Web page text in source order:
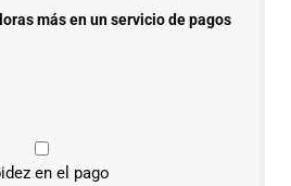
más en un servicio de pagos
en el pago